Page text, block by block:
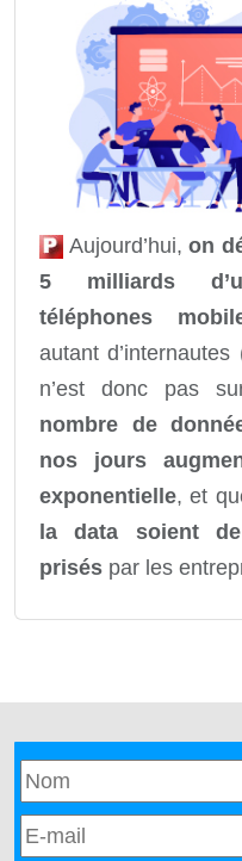
Aujourd’hui,on
5 milliards
téléphones
autant
n’est donc pas
nombre de
nos jours
exponentielle, et
la data soient
prisés par les